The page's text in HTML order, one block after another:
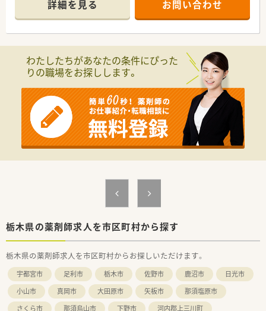
詳細を見る お問い合わせ
わたしたちがあなたの条件にぴった
りの職場をお探しします。
栃木県の薬剤師求人を市区町村から探す
栃木県の薬剤師求人を市区町村からお探しいただけます。
宇都宮市 足利市 栃木市 佐野市 鹿沼市
日光市
小山市
真岡市 大田原市 矢板市
那須塩原市
さくら市
那須烏山市 下野市
河内郡上三川町